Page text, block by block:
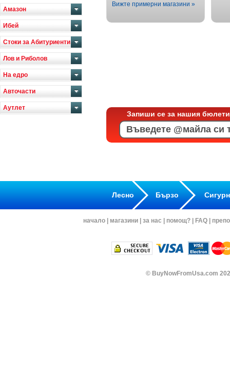
Амазон
Ибей
Стоки за Абитуриенти
Лов и Риболов
На едро
Авточасти
Аутлет
Вижте примерни магазини »
Запиши се за нашия
Лесно Бързо
начало магазини за нас помощ? FAQ
© BuyNowFromUsa.com